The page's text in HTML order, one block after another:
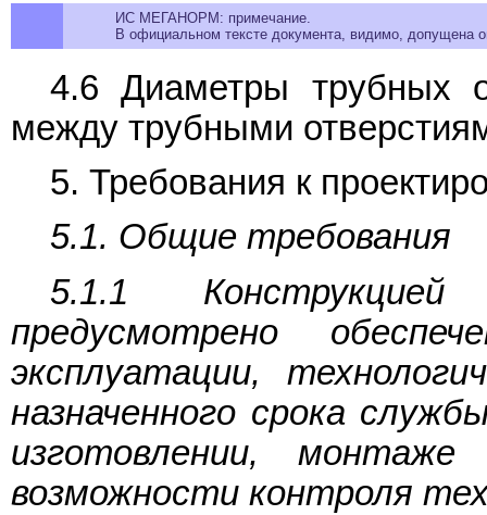
ИС МЕГАНОРМ: примечание.
В официальном тексте документа, видимо, допущена
4.6 Диаметры трубных
между трубными
5. Требования к
5.1. Общие требования
5.1.1
предусмотрено
эксплуатации,
назначенного срока
изготовлении, монтаже
возможности контроля